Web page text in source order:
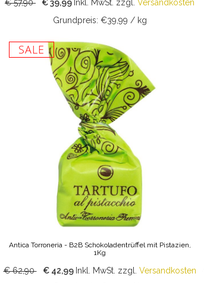
€ 57,90 € 39,99 Inkl. MwSt. zzgl. Versandkosten
Grundpreis: €39,99 / kg
SALE
Antica Torroneria - B2B Schokoladentrüffel mit Pistazien,
1Kg
€ 62,90 € 42,99 Inkl. MwSt. zzgl. Versandkosten